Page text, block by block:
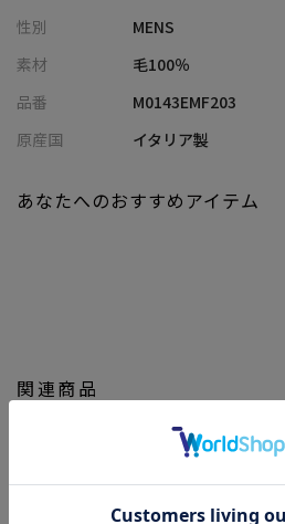
ゾート感のあるコーディネートにもお
肌寒い季節はもちろん、昼夜の寒暖差
【サイズ】
※照明・光の加減、PCやスマートフォ
性別
MENS
素材
毛100％
品番
M0143EMF203
原産国
イタリア製
関連商品
あなたへのおすすめアイテム